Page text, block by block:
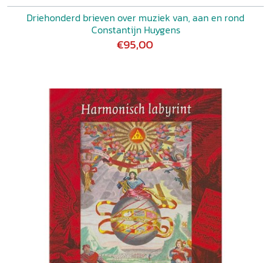
Driehonderd brieven over muziek van, aan en rond
Constantijn Huygens
€95,00